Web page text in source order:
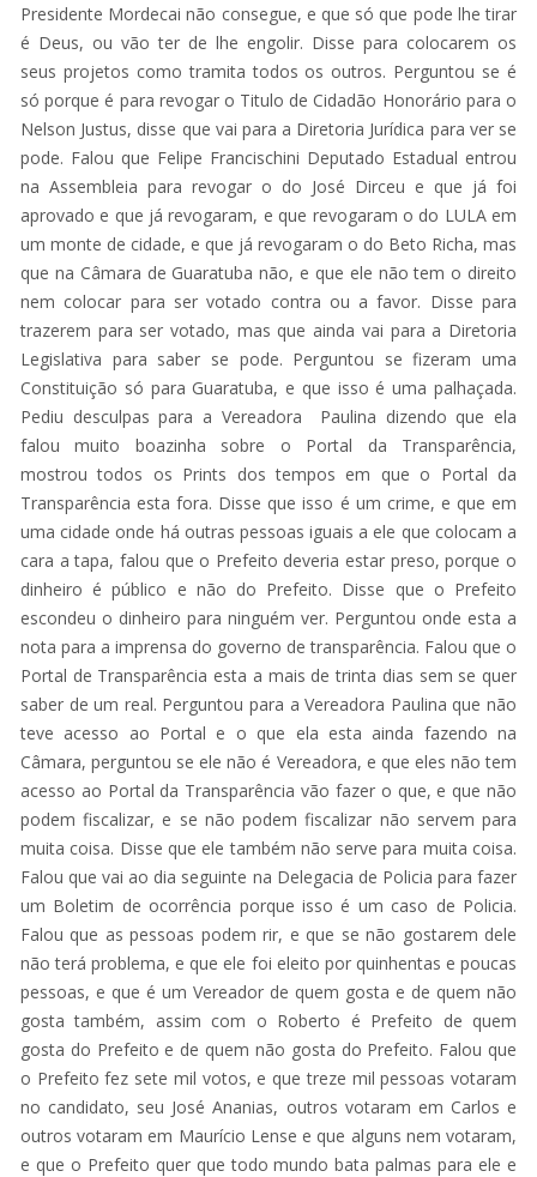
Presidente Mordecai não consegue, e que só que pode lhe tirar
é Deus, ou vão ter de lhe engolir. Disse para colocarem os
seus projetos como tramita todos os outros. Perguntou se é
só porque é para revogar o Titulo de Cidadão Honorário para o
Nelson Justus, disse que vai para a Diretoria Jurídica para ver se
pode. Falou que Felipe Francischini Deputado Estadual entrou
na Assembleia para revogar o do José Dirceu e que já foi
aprovado e que já revogaram, e que revogaram o do LULA em
um monte de cidade, e que já revogaram o do Beto Richa, mas
que na Câmara de Guaratuba não, e que ele não tem o direito
nem colocar para ser votado contra ou a favor. Disse para
trazerem para ser votado, mas que ainda vai para a Diretoria
Legislativa para saber se pode. Perguntou se fizeram uma
Constituição só para Guaratuba, e que isso é uma palhaçada.
Pediu desculpas para a Vereadora Paulina dizendo que ela
falou muito boazinha sobre o Portal da Transparência,
mostrou todos os Prints dos tempos em que o Portal da
Transparência esta fora. Disse que isso é um crime, e que em
uma cidade onde há outras pessoas iguais a ele que colocam a
cara a tapa, falou que o Prefeito deveria estar preso, porque o
dinheiro é público e não do Prefeito. Disse que o Prefeito
escondeu o dinheiro para ninguém ver. Perguntou onde esta a
nota para a imprensa do governo de transparência. Falou que o
Portal de Transparência esta a mais de trinta dias sem se quer
saber de um real. Perguntou para a Vereadora Paulina que não
teve acesso ao Portal e o que ela esta ainda fazendo na
Câmara, perguntou se ele não é Vereadora, e que eles não tem
acesso ao Portal da Transparência vão fazer o que, e que não
podem fiscalizar, e se não podem fiscalizar não servem para
muita coisa. Disse que ele também não serve para muita coisa.
Falou que vai ao dia seguinte na Delegacia de Policia para fazer
um Boletim de ocorrência porque isso é um caso de Policia.
Falou que as pessoas podem rir, e que se não gostarem dele
não terá problema, e que ele foi eleito por quinhentas e poucas
pessoas, e que é um Vereador de quem gosta e de quem não
gosta também, assim com o Roberto é Prefeito de quem
gosta do Prefeito e de quem não gosta do Prefeito. Falou que
o Prefeito fez sete mil votos, e que treze mil pessoas votaram
no candidato, seu José Ananias, outros votaram em Carlos e
outros votaram em Maurício Lense e que alguns nem votaram,
e que o Prefeito quer que todo mundo bata palmas para ele e